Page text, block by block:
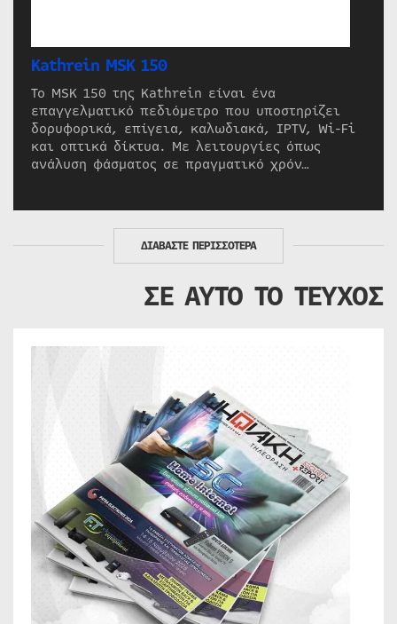
Kathrein MSK 150
Το MSK 150 της Kathrein είναι ένα
επαγγελματικό πεδιόμετρο που υποστηρίζει
δορυφορικά, επίγεια, καλωδιακά, IPTV, Wi-Fi
και οπτικά δίκτυα. Με λειτουργίες όπως
ανάλυση φάσματος σε πραγματικό χρόν…
ΔΙΑΒΑΣΤΕ ΠΕΡΙΣΣΟΤΕΡΑ
ΣΕ ΑΥΤΟ ΤΟ ΤΕΥΧΟΣ